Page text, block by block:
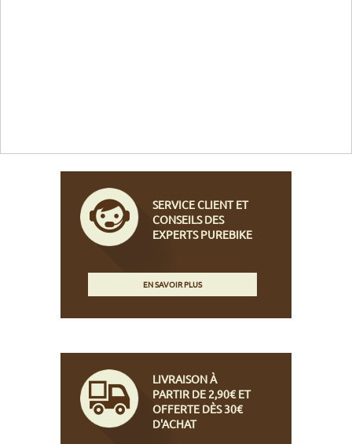
SERVICE CLIENT ET
CONSEILS DES
EXPERTS PUREBIKE
EN SAVOIR PLUS
LIVRAISON À
PARTIR DE 2,90€ ET
OFFERTE DÈS 30€
D'ACHAT